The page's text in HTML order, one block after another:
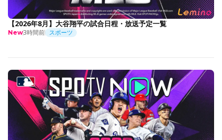
【2026年8月】大谷翔平の試合日程・放送予定一覧
New3時間前 スポーツ